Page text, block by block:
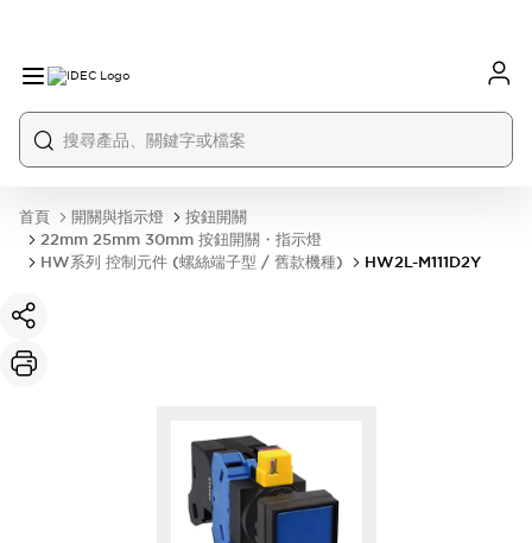
首頁 開關與指示燈
按鈕開關
22mm 25mm 30mm 按鈕開關・指示燈
HW系列 控制元件 (螺絲端子型 / 舊款機種)
HW2L-M111D2Y